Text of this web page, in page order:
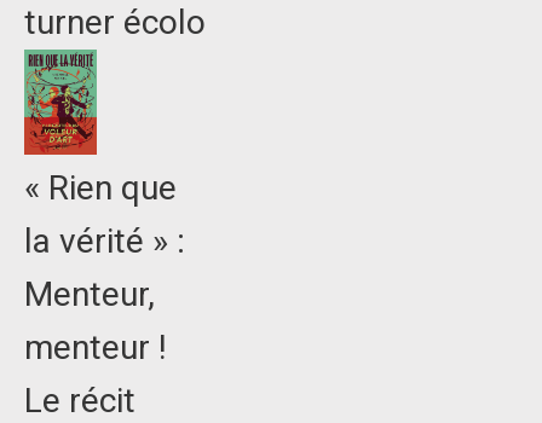
turner écolo
« Rien que
la vérité » :
Menteur,
menteur !
Le récit